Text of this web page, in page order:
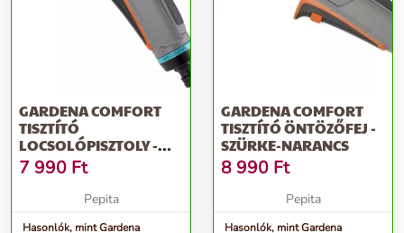
GARDENA COMFORT
TISZTÍTÓ
LOCSOLÓPISZTOLY -
SZÜRKE-NARANCS
7 990 Ft
Pepita
Hasonlók, mint Gardena
GARDENA COMFORT
TISZTÍTÓ ÖNTÖZŐFEJ -
SZÜRKE-NARANCS
8 990 Ft
Pepita
Hasonlók, mint Gardena